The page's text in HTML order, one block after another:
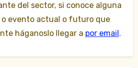
del sector, si conoce alguna
o evento actual o futuro que
háganoslo llegar a por email .